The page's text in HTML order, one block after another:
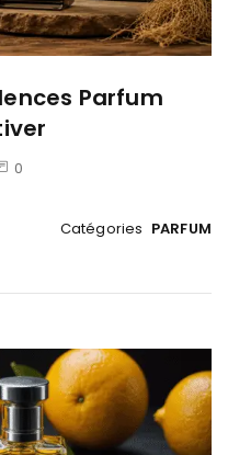
Parfum
0
Catégories PARFUM